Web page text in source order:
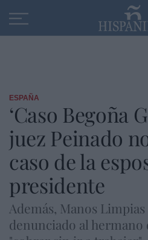
ESPAÑA
‘Caso Begoña
juez Peinado
caso de la
presidente
Además, Manos
denunciado al hermano